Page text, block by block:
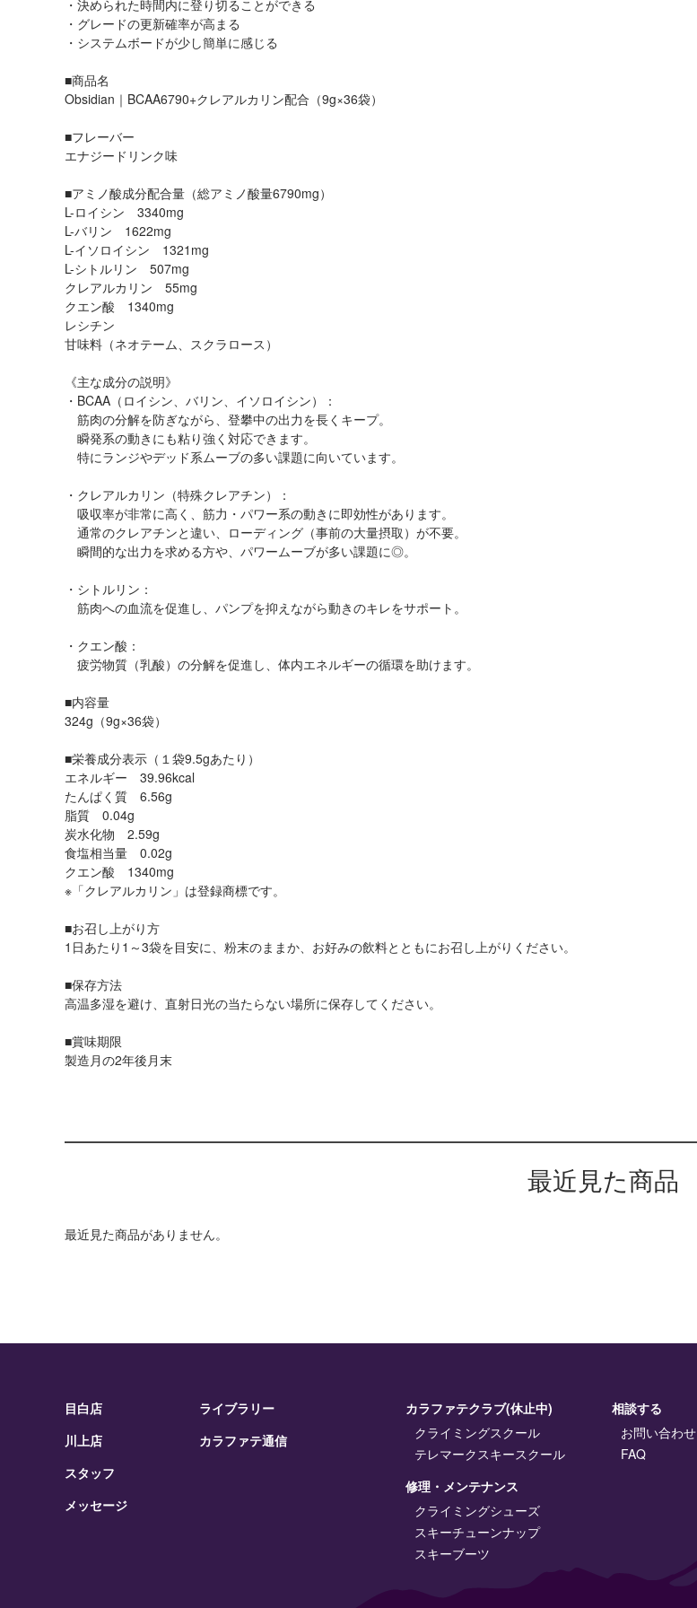
・決められた時間内に登り切ることができる
・グレードの更新確率が高まる
・システムボードが少し簡単に感じる
■商品名
Obsidian｜BCAA6790+クレアルカリン配合（9g×36袋）
■フレーバー
エナジードリンク味
■アミノ酸成分配合量（総アミノ酸量6790mg）
L-ロイシン 3340mg
L-バリン 1622mg
L-イソロイシン 1321mg
L-シトルリン 507mg
クレアルカリン 55mg
クエン酸 1340mg
レシチン
甘味料（ネオテーム、スクラロース）
《主な成分の説明》
・BCAA（ロイシン、バリン、イソロイシン）：
筋肉の分解を防ぎながら、登攀中の出力を長くキープ。
瞬発系の動きにも粘り強く対応できます。
特にランジやデッド系ムーブの多い課題に向いています。
・クレアルカリン（特殊クレアチン）：
吸収率が非常に高く、筋力・パワー系の動きに即効性があります。
通常のクレアチンと違い、ローディング（事前の大量摂取）が不要。
瞬間的な出力を求める方や、パワームーブが多い課題に◎。
・シトルリン：
筋肉への血流を促進し、パンプを抑えながら動きのキレをサポート。
・クエン酸：
疲労物質（乳酸）の分解を促進し、体内エネルギーの循環を助けます。
■内容量
324g（9g×36袋）
■栄養成分表示（１袋9.5gあたり）
エネルギー 39.96kcal
たんぱく質 6.56g
脂質 0.04g
炭水化物 2.59g
食塩相当量 0.02g
クエン酸 1340mg
※「クレアルカリン」は登録商標です。
■お召し上がり方
1日あたり1～3袋を目安に、粉末のままか、お好みの飲料とともにお召し上がりください。
■保存方法
高温多湿を避け、直射日光の当たらない場所に保存してください。
■賞味期限
製造月の2年後月末
最近見た商品
最近見た商品がありません。
目白店
川上店
スタッフ
メッセージ
ライブラリー
カラファテ通信
カラファテクラブ(休止中)
クライミングスクール
テレマークスキースクール
修理・メンテナンス
クライミングシューズ
スキーチューンナップ
スキーブーツ
相談する
お問い合わせ
FAQ